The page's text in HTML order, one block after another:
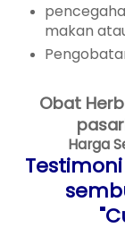
makan
Obat
Harga